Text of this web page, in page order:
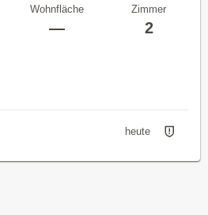
Wohnfläche
—
Zimmer
2
heute